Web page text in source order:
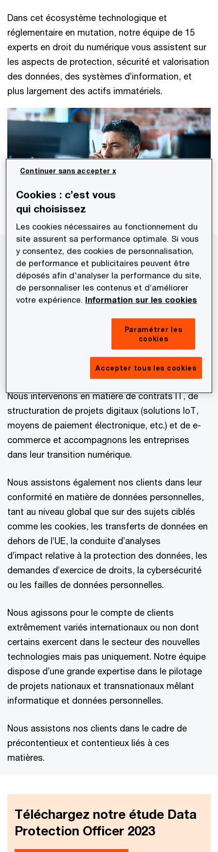
Dans cet écosystème technologique et
réglementaire en mutation, notre équipe de 15
experts en droit du numérique vous assistent sur
les aspects de protection, sécurité et valorisation
des données, des systèmes d’information, et
plus largement des actifs immatériels.
Notre accompagnement
Notre département intervient sur l’ensemble
des problématiques IT,
personnelles que peuvent rencontrer les
Notre équipe spécialisée en IT et
protection des données a plus de 20
ans d’expérience dans ce secteur.
Nous intervenons en matière de contrats IT, de
structuration de projets digitaux (solutions IoT,
moyens de paiement électronique, etc.) et de e-
commerce et accompagnons les entreprises
dans leur transition numérique.
Nous assistons également nos clients dans leur
conformité en matière de données personnelles,
tant au niveau global que sur des sujets ciblés
comme les cookies, les transferts de données en
dehors de l’UE, la conduite d’analyses
d’impact relative à la protection des données, les
demandes d’exercice de droits, la cybersécurité
ou les failles de données personnelles.
Nous agissons pour le compte de clients
extrêmement variés internationaux ou non dont
certains exercent dans le secteur des nouvelles
technologies mais pas uniquement. Notre équipe
dispose d’une grande expertise dans le pilotage
de projets nationaux et transnationaux mêlant
informatique et données personnelles.
Nous assistons nos clients dans le cadre de
précontentieux et contentieux liés à ces
matières.
Téléchargez notre étude Data
Protection Officer 2023
Cookies : c’est vous
qui choisissez
Les cookies nécessaires au fonctionnement du
site assurent sa performance optimale. Si vous
y consentez, des cookies de personnalisation,
de performance et publicitaires peuvent être
déposés afin d'analyser la performance du site,
de personnaliser les contenus et d’améliorer
votre expérience. Information sur les cookies
Paramétrer les
cookies
Accepter tous les cookies
Continuer sans accepter x